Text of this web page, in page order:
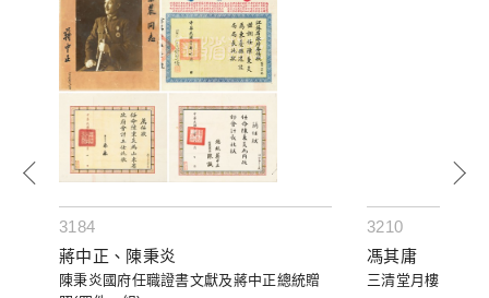
3184
蔣中正、陳秉炎
陳秉炎國府任職證書文獻及蔣中正總統贈
3210
馮其庸
三清堂月樓